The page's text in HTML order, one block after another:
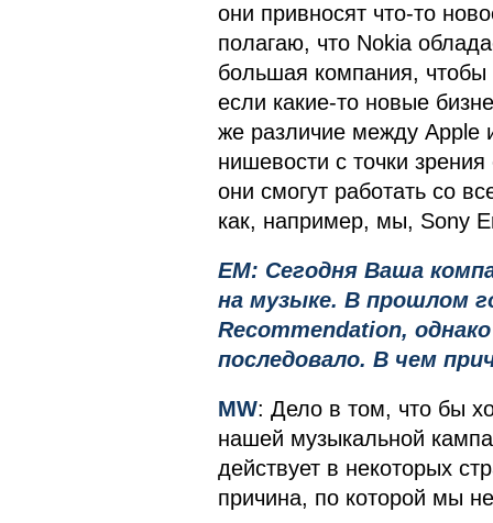
они привносят что-то
полагаю, что Nokia
большая компания,
если какие-то новые
же различие между Apple
нишевости с точки
они смогут работать со
как, например, мы, Sony
EM: Сегодня Ваша
на музыке. В прошлом
Recommendation,
последовало. В чем
MW: Дело в том, что бы
нашей музыкальной
действует в некоторых
причина, по которой мы